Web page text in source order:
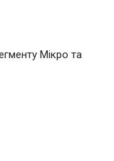
Мікро та